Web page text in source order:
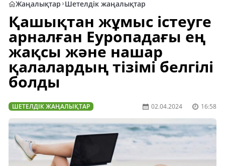
Жаңалықтар Шетелдік жаңалықтар
Қашықтан жұмыс істеуге
арналған Еуропадағы ең
жақсы және нашар
қалалардың тізімі белгілі
болды
ШЕТЕЛДІК ЖАҢАЛЫҚТАР 02.04.2024 16:58